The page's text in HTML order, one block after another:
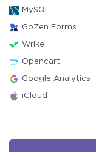
MySQL
GoZen Forms
Wrike
Opencart
Google Analytics
iCloud